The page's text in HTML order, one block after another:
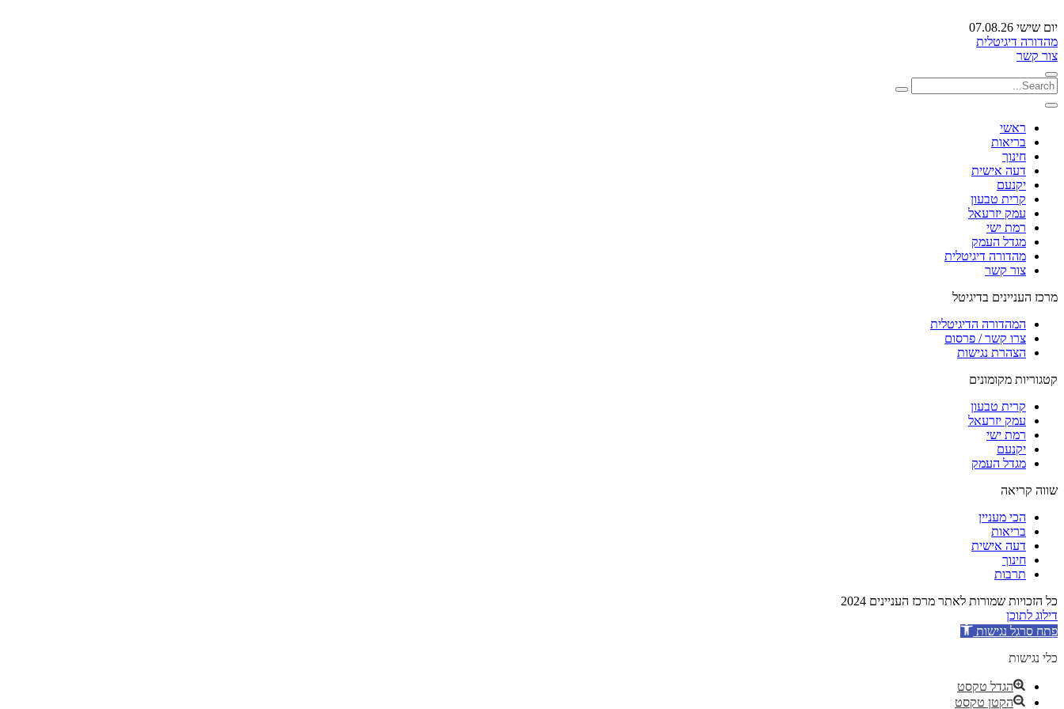
יום שישי 07.08.26
מהדורה דיגיטלית
צור קשר
ראשי
בריאות
חינוך
דעה אישית
יקנעם
קרית טבעון
עמק יזרעאל
רמת ישי
מגדל העמק
מהדורה דיגיטלית
צור קשר
מרכז העניינים בדיגיטל
המהדורה הדיגיטלית
צרו קשר / פרסום
הצהרת נגישות
קטגוריות מקומונים
קרית טבעון
עמק יזרעאל
רמת ישי
יקנעם
מגדל העמק
שווה קריאה
הכי מעניין
בריאות
דעה אישית
חינוך
תרבות
כל הזכויות שמורות לאתר מרכז העניינים 2024
דילוג לתוכן
פתח סרגל נגישות
כלי נגישות
הגדל טקסט
הקטן טקסט